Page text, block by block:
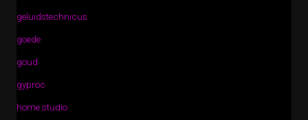
geluidstechnicus
goede
goud
gyproc
home studio